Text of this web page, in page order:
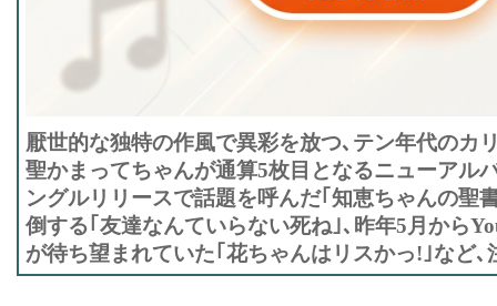
厭世的な独特の作風で異彩を放つ､テン年代のカ
聖かまってちゃんが通算5枚目となるニューアル
ングルリリースで話題を呼んだ｢知恵ちゃんの聖
倒する｢友達なんていらない死ね｣､昨年5月から
が待ち望まれていた｢花ちゃんはリスかっ!｣など､